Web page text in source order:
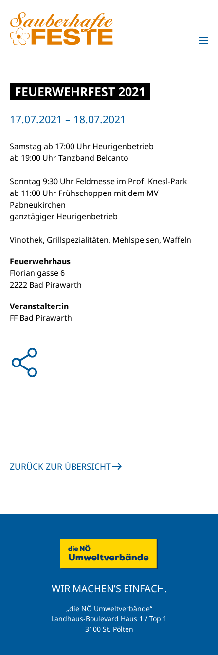
Zum Hauptinhalt springen
FEUERWEHRFEST 2021
17.07.2021 – 18.07.2021
Samstag ab 17:00 Uhr Heurigenbetrieb
ab 19:00 Uhr Tanzband Belcanto
Sonntag 9:30 Uhr Feldmesse im Prof. Knesl-Park
ab 11:00 Uhr Frühschoppen mit dem MV
Pabneukirchen
ganztägiger Heurigenbetrieb
Vinothek, Grillspezialitäten, Mehlspeisen, Waffeln
Feuerwehrhaus
Florianigasse 6
2222 Bad Pirawarth
Veranstalter:in
FF Bad Pirawarth
ZURÜCK ZUR ÜBERSICHT
WIR MACHEN’S EINFACH.
„die NÖ Umweltverbände“
Landhaus-Boulevard Haus 1 / Top 1
3100 St. Pölten